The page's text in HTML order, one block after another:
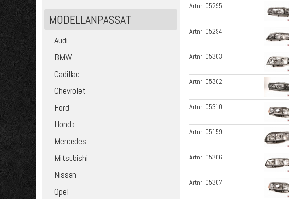
MODELLANPASSAT
Audi
BMW
Cadillac
Chevrolet
Ford
Honda
Mercedes
Mitsubishi
Nissan
Opel
Artnr: 05295
Artnr: 05294
Artnr: 05303
Artnr: 05302
Artnr: 05310
Artnr: 05159
Artnr: 05306
Artnr: 05307